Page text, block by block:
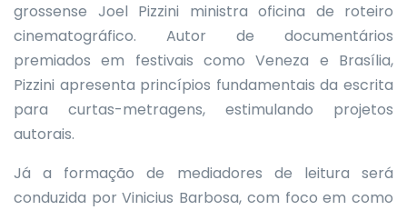
grossense Joel Pizzini ministra oficina de roteiro
cinematográfico. Autor de documentários
premiados em festivais como Veneza e Brasília,
Pizzini apresenta princípios fundamentais da escrita
para curtas-metragens, estimulando projetos
autorais.
Já a formação de mediadores de leitura será
conduzida por Vinicius Barbosa, com foco em como